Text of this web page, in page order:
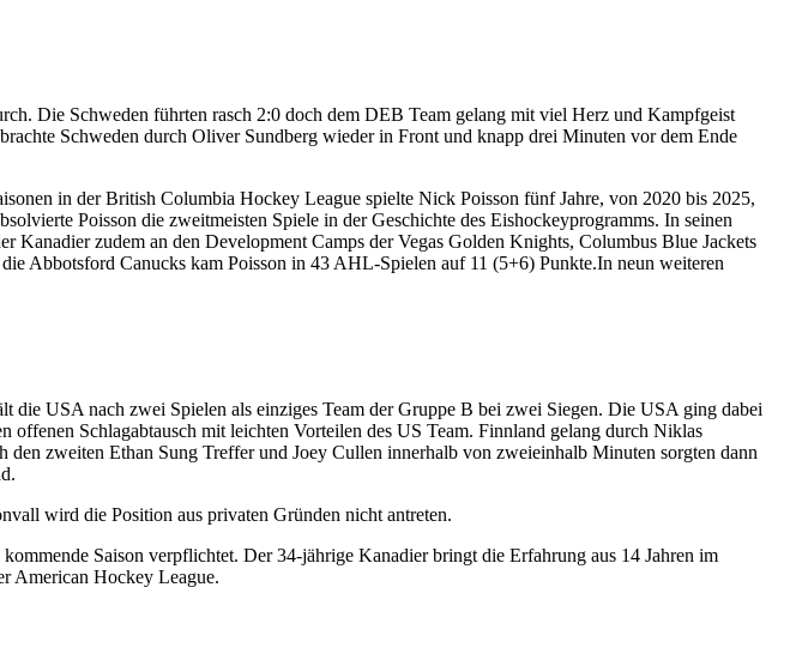
Die Schweden führten rasch 2:0 doch dem DEB Team gelang mit viel Herz und Kampfgeist
Schweden durch Oliver Sundberg wieder in Front und knapp drei Minuten vor dem Ende
in der British Columbia Hockey League spielte Nick Poisson fünf Jahre, von 2020 bis 2025,
Poisson die zweitmeisten Spiele in der Geschichte des Eishockeyprogramms. In seinen
zudem an den Development Camps der Vegas Golden Knights, Columbus Blue Jackets
Abbotsford Canucks kam Poisson in 43 AHL-Spielen auf 11 (5+6) Punkte.In neun weiteren
USA nach zwei Spielen als einziges Team der Gruppe B bei zwei Siegen. Die USA ging dabei
Schlagabtausch mit leichten Vorteilen des US Team. Finnland gelang durch Niklas
zweiten Ethan Sung Treffer und Joey Cullen innerhalb von zweieinhalb Minuten sorgten dann
wird die Position aus privaten Gründen nicht antreten.
Saison verpflichtet. Der 34-jährige Kanadier bringt die Erfahrung aus 14 Jahren im
American Hockey League.